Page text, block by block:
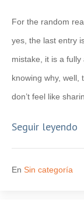
For the random
yes, the last entry
mistake, it is a
knowing why, well,
don’t feel like
Seguir leyendo
En Sin categoría